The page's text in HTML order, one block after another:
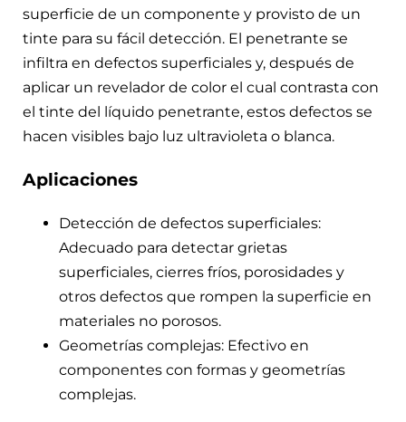
superficie de un componente y provisto de un
tinte para su fácil detección. El penetrante se
infiltra en defectos superficiales y, después de
aplicar un revelador de color el cual contrasta con
el tinte del líquido penetrante, estos defectos se
hacen visibles bajo luz ultravioleta o blanca.
Aplicaciones
Detección de defectos superficiales:
Adecuado para detectar grietas
superficiales, cierres fríos, porosidades y
otros defectos que rompen la superficie en
materiales no porosos.
Geometrías complejas: Efectivo en
componentes con formas y geometrías
complejas.